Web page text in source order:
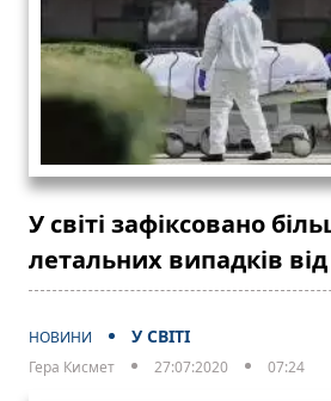
У світі зафіксовано
летальних випадків від
НОВИНИ У СВІТІ
Гера Кисмет 27:07:2020 07:24